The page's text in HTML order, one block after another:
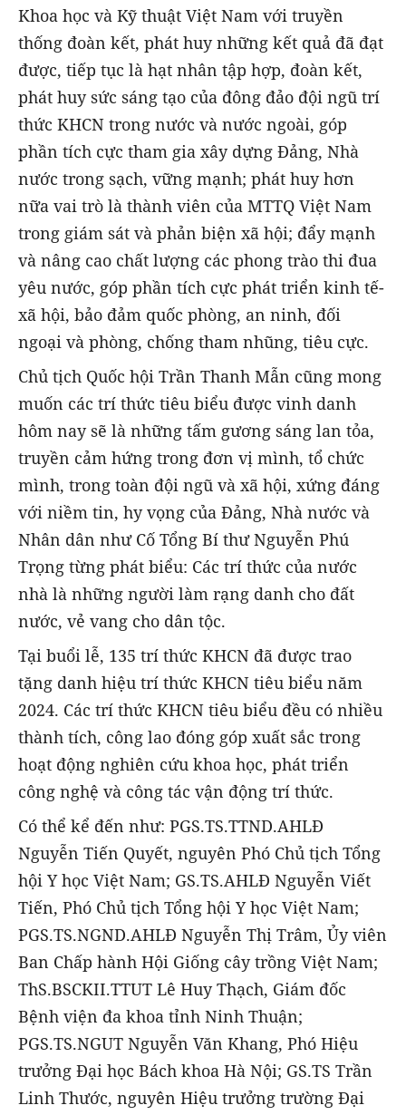
Khoa học và Kỹ thuật Việt Nam với truyền
thống đoàn kết, phát huy những kết quả đã đạt
được, tiếp tục là hạt nhân tập hợp, đoàn kết,
phát huy sức sáng tạo của đông đảo đội ngũ trí
thức KHCN trong nước và nước ngoài, góp
phần tích cực tham gia xây dựng Đảng, Nhà
nước trong sạch, vững mạnh; phát huy hơn
nữa vai trò là thành viên của MTTQ Việt Nam
trong giám sát và phản biện xã hội; đẩy mạnh
và nâng cao chất lượng các phong trào thi đua
yêu nước, góp phần tích cực phát triển kinh tế-
xã hội, bảo đảm quốc phòng, an ninh, đối
ngoại và phòng, chống tham nhũng, tiêu cực.
Chủ tịch Quốc hội Trần Thanh Mẫn cũng mong
muốn các trí thức tiêu biểu được vinh danh
hôm nay sẽ là những tấm gương sáng lan tỏa,
truyền cảm hứng trong đơn vị mình, tổ chức
mình, trong toàn đội ngũ và xã hội, xứng đáng
với niềm tin, hy vọng của Đảng, Nhà nước và
Nhân dân như Cố Tổng Bí thư Nguyễn Phú
Trọng từng phát biểu: Các trí thức của nước
nhà là những người làm rạng danh cho đất
nước, vẻ vang cho dân tộc.
Tại buổi lễ, 135 trí thức KHCN đã được trao
tặng danh hiệu trí thức KHCN tiêu biểu năm
2024. Các trí thức KHCN tiêu biểu đều có nhiều
thành tích, công lao đóng góp xuất sắc trong
hoạt động nghiên cứu khoa học, phát triển
công nghệ và công tác vận động trí thức.
Có thể kể đến như: PGS.TS.TTND.AHLĐ
Nguyễn Tiến Quyết, nguyên Phó Chủ tịch Tổng
hội Y học Việt Nam; GS.TS.AHLĐ Nguyễn Viết
Tiến, Phó Chủ tịch Tổng hội Y học Việt Nam;
PGS.TS.NGND.AHLĐ Nguyễn Thị Trâm, Ủy viên
Ban Chấp hành Hội Giống cây trồng Việt Nam;
ThS.BSCKII.TTUT Lê Huy Thạch, Giám đốc
Bệnh viện đa khoa tỉnh Ninh Thuận;
PGS.TS.NGUT Nguyễn Văn Khang, Phó Hiệu
trưởng Đại học Bách khoa Hà Nội; GS.TS Trần
Linh Thước, nguyên Hiệu trưởng trường Đại